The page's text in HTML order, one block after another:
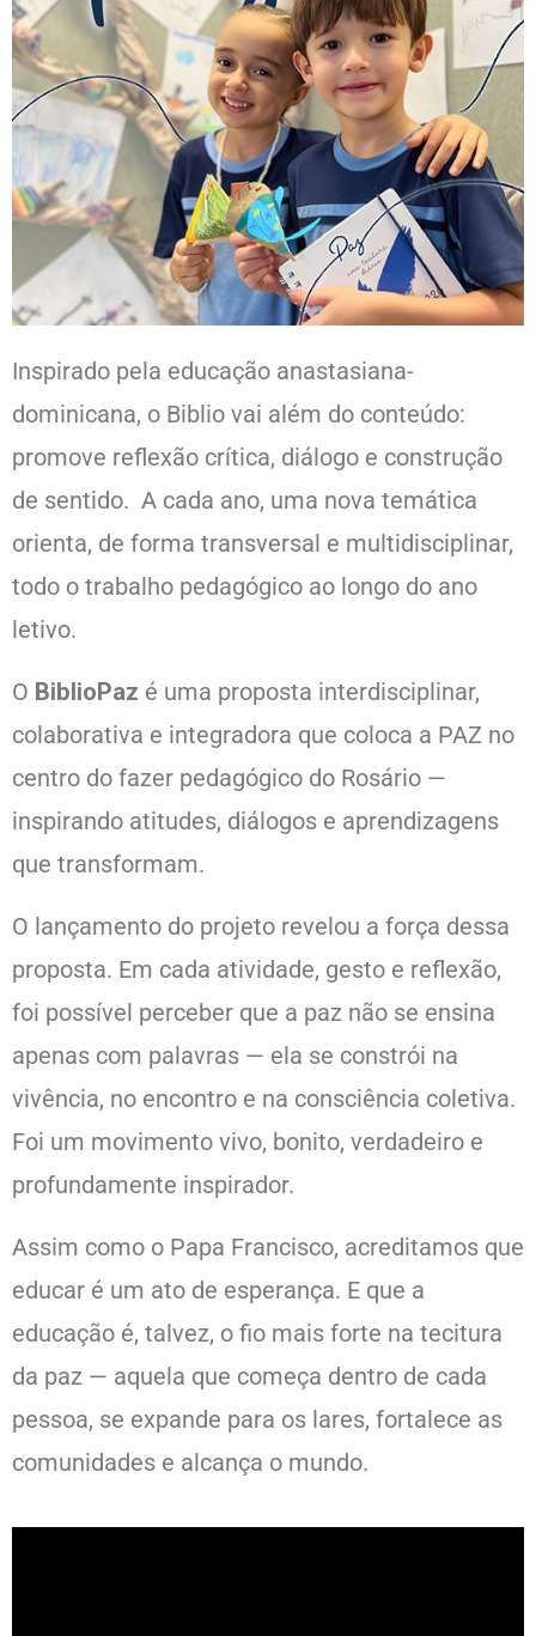
Inspirado pela educação anastasiana-
dominicana, o Biblio vai além do conteúdo:
promove reflexão crítica, diálogo e construção
de sentido. A cada ano, uma nova temática
orienta, de forma transversal e multidisciplinar,
todo o trabalho pedagógico ao longo do ano
letivo.
O BiblioPaz é uma proposta interdisciplinar,
colaborativa e integradora que coloca a PAZ no
centro do fazer pedagógico do Rosário —
inspirando atitudes, diálogos e aprendizagens
que transformam.
O lançamento do projeto revelou a força dessa
proposta. Em cada atividade, gesto e reflexão,
foi possível perceber que a paz não se ensina
apenas com palavras — ela se constrói na
vivência, no encontro e na consciência coletiva.
Foi um movimento vivo, bonito, verdadeiro e
profundamente inspirador.
Assim como o Papa Francisco, acreditamos que
educar é um ato de esperança. E que a
educação é, talvez, o fio mais forte na tecitura
da paz — aquela que começa dentro de cada
pessoa, se expande para os lares, fortalece as
comunidades e alcança o mundo.